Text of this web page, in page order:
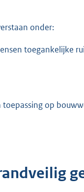
onder:
toegankelijke
toepassing op